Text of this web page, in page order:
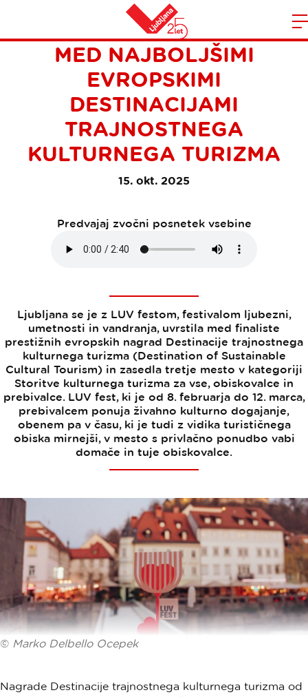
Domov
LJUBLJANA Z LUV FESTOM
MED NAJBOLJŠIMI
EVROPSKIMI
DESTINACIJAMI
TRAJNOSTNEGA
KULTURNEGA TURIZMA
15. okt. 2025
Predvajaj zvočni posnetek vsebine
Ljubljana se je z LUV festom, festivalom ljubezni,
umetnosti in vandranja, uvrstila med finaliste
prestižnih evropskih nagrad Destinacije trajnostnega
kulturnega turizma (Destination of Sustainable
Cultural Tourism) in zasedla tretje mesto v kategoriji
Storitve kulturnega turizma za vse, obiskovalce in
prebivalce. LUV fest, ki je od 8. februarja do 12. marca,
prebivalcem ponuja živahno kulturno dogajanje,
obenem pa v času, ki je tudi z vidika turističnega
obiska mirnejši, v mesto s privlačno ponudbo vabi
domače in tuje obiskovalce.
© Marko Delbello Ocepek
Nagrade Destinacije trajnostnega kulturnega turizma od